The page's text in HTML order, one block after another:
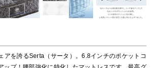
アを誇るSerta（サータ）。6.8インチのポケットコ